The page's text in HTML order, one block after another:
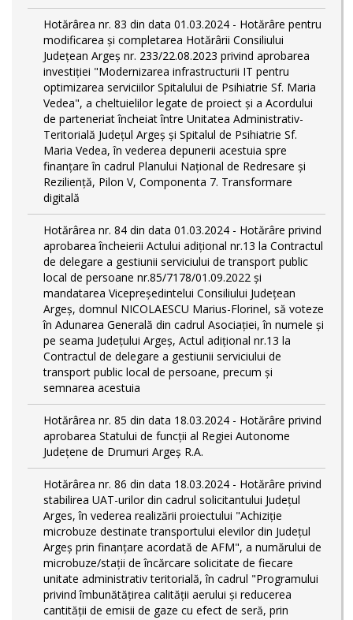
Hotărârea nr. 83 din data 01.03.2024 - Hotărâre pentru
modificarea și completarea Hotărârii Consiliului
Județean Argeș nr. 233/22.08.2023 privind aprobarea
investiției "Modernizarea infrastructurii IT pentru
optimizarea serviciilor Spitalului de Psihiatrie Sf. Maria
Vedea", a cheltuielilor legate de proiect și a Acordului
de parteneriat încheiat între Unitatea Administrativ-
Teritorială Județul Argeș și Spitalul de Psihiatrie Sf.
Maria Vedea, în vederea depunerii acestuia spre
finanțare în cadrul Planului Național de Redresare și
Reziliență, Pilon V, Componenta 7. Transformare
digitală
Hotărârea nr. 84 din data 01.03.2024 - Hotărâre privind
aprobarea încheierii Actului adițional nr.13 la Contractul
de delegare a gestiunii serviciului de transport public
local de persoane nr.85/7178/01.09.2022 și
mandatarea Vicepreședintelui Consiliului Județean
Argeș, domnul NICOLAESCU Marius-Florinel, să voteze
în Adunarea Generală din cadrul Asociației, în numele și
pe seama Județului Argeș, Actul adițional nr.13 la
Contractul de delegare a gestiunii serviciului de
transport public local de persoane, precum și
semnarea acestuia
Hotărârea nr. 85 din data 18.03.2024 - Hotărâre privind
aprobarea Statului de funcţii al Regiei Autonome
Județene de Drumuri Argeș R.A.
Hotărârea nr. 86 din data 18.03.2024 - Hotărâre privind
stabilirea UAT-urilor din cadrul solicitantului Județul
Arges, în vederea realizării proiectului "Achiziție
microbuze destinate transportului elevilor din Județul
Argeș prin finanțare acordată de AFM", a numărului de
microbuze/stații de încărcare solicitate de fiecare
unitate administrativ teritorială, în cadrul "Programului
privind îmbunătățirea calității aerului și reducerea
cantității de emisii de gaze cu efect de seră, prin